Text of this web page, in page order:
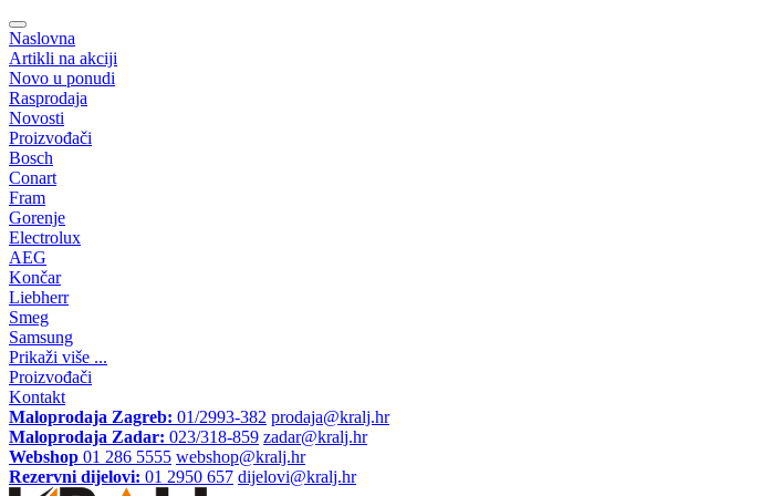
Naslovna
Artikli na akciji
Novo u ponudi
Rasprodaja
Novosti
Proizvođači
Bosch
Conart
Fram
Gorenje
Electrolux
AEG
Končar
Liebherr
Smeg
Samsung
Prikaži više ...
Proizvođači
Kontakt
Maloprodaja Zagreb: 01/2993-382 prodaja@kralj.hr
Maloprodaja Zadar: 023/318-859 zadar@kralj.hr
Webshop 01 286 5555 webshop@kralj.hr
Rezervni dijelovi: 01 2950 657 dijelovi@kralj.hr